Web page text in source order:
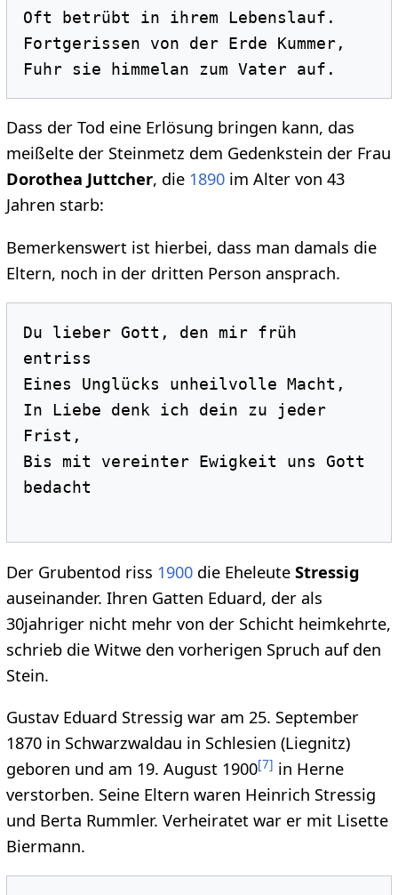
Oft betrübt in ihrem Lebenslauf.
Fortgerissen von der Erde Kummer,
Dass der Tod eine Erlösung bringen kann, das
meißelte der Steinmetz dem Gedenkstein der Frau
Dorothea Juttcher, die 1890im Alter von 43
Jahren starb:
Bemerkenswert ist hierbei, dass man damals die
Eltern, noch in der dritten Person ansprach.
Du lieber Gott, den mir früh
entriss
Eines Unglücks unheilvolle Macht,
In Liebe denk ich dein zu jeder
Frist,
Bis mit vereinter Ewigkeit uns Gott
bedacht
Der Grubentod riss 1900die Eheleute Stressig
auseinander. Ihren Gatten Eduard, der als
30jahriger nicht mehr von der Schicht heimkehrte,
schrieb die Witwe den vorherigen Spruch auf den
Stein.
Gustav Eduard Stressig war am 25. September
1870 in Schwarzwaldau in Schlesien (Liegnitz)
geboren und am 19. August 1900[7] in Herne
verstorben. Seine Eltern waren Heinrich Stressig
und Berta Rummler. Verheiratet war er mit Lisette
Biermann.